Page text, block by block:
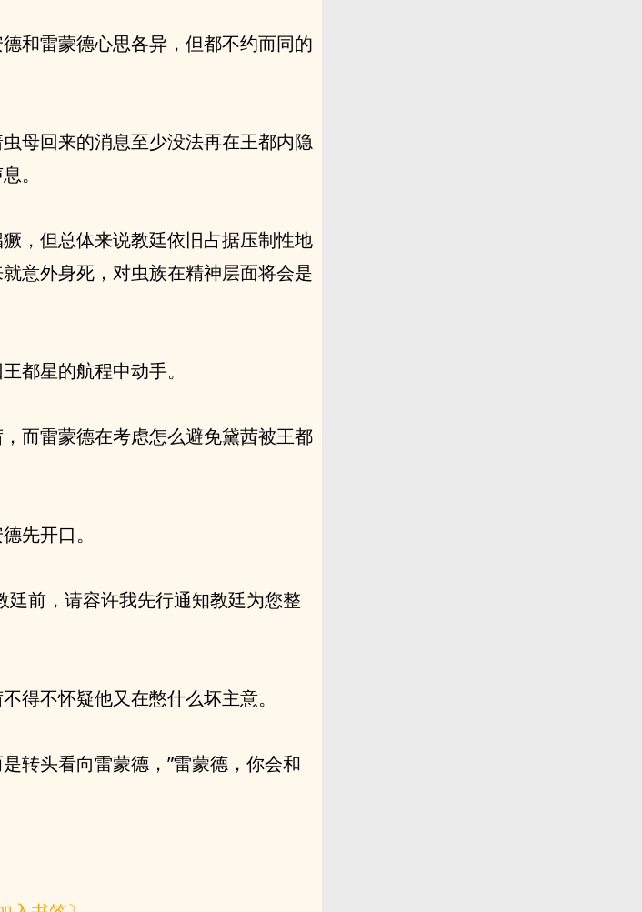
和雷蒙德心思各异，但都不约而同的
母回来的消息至少没法再在王都内隐
。
，但总体来说教廷依旧占据压制性地
意外身死，对虫族在精神层面将会是
都星的航程中动手。
而雷蒙德在考虑怎么避免黛茜被王都
先开口。
廷前，请容许我先行通知教廷为您整
得不怀疑他又在憋什么坏主意。
转头看向雷蒙德，”雷蒙德，你会和